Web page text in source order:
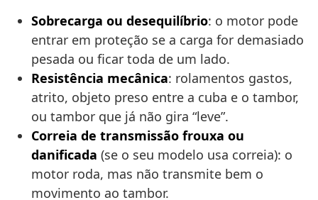
Sobrecarga ou desequilíbrio: o motor pode
entrar em proteção se a carga for demasiado
pesada ou ficar toda de um lado.
Resistência mecânica: rolamentos gastos,
atrito, objeto preso entre a cuba e o tambor,
ou tambor que já não gira “leve”.
Correia de transmissão frouxa ou
danificada (se o seu modelo usa correia): o
motor roda, mas não transmite bem o
movimento ao tambor.